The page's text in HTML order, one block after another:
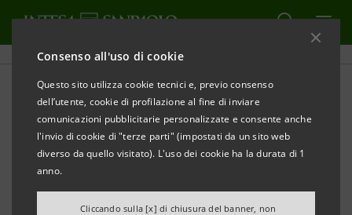
Consenso all'uso di cookie
Questo sito utilizza cookie tecnici e, previo consenso
dell’utente, cookie di profilazione al fine di inviare
comunicazioni pubblicitarie personalizzate e consente anche
l'invio di cookie di "terze parti" (impostati da un sito web
diverso da quello visitato). L'uso dei cookie ha la durata di 1
anno.
Cliccando sulla [x] di chiusura del banner, non
Dieci anni di Piano City
Milano